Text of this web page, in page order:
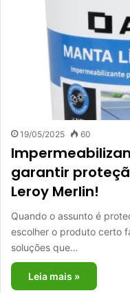
19/05/2025 60
garantir
Leroy Merlin!
Quando o assunto é
escolher o produto certo
soluções que…
Leia mais »